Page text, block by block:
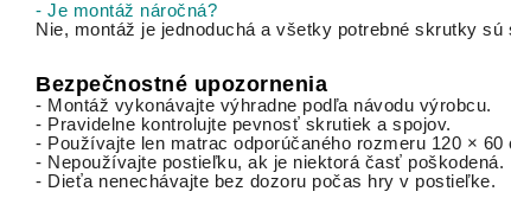
- Je montáž náročná?
Nie, montáž je jednoduchá a všetky potrebné skrutky sú
Bezpečnostné upozornenia
- Montáž vykonávajte výhradne podľa návodu výrobcu.
- Pravidelne kontrolujte pevnosť skrutiek a spojov.
- Používajte len matrac odporúčaného rozmeru 120 × 60
- Nepoužívajte postieľku, ak je niektorá časť poškodená.
- Dieťa nenechávajte bez dozoru počas hry v postieľke.